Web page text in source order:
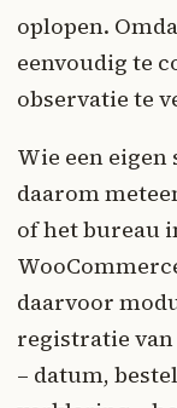
oplopen.
eenvoudig te
observatie te
Wie een
daarom
of het bureau
daarvoor
registratie
– datum,